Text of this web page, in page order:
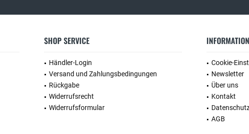
SHOP SERVICE
Händler-Login
Versand und Zahlungsbedingungen
Rückgabe
Widerrufsrecht
Widerrufsformular
Cookie-
Newsletter
Über uns
Kontakt
AGB